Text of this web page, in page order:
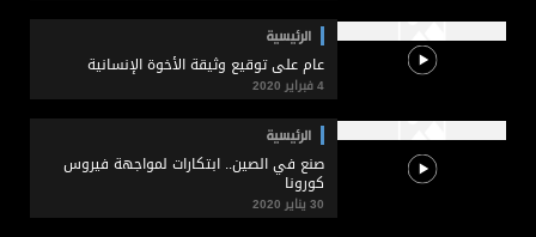
الرئيسية
عام على توقيع وثيقة الأخوة الإنسانية
4 فبراير 2020
الرئيسية
صنع في الصين.. ابتكارات لمواجهة فيروس
كورونا
30 يناير 2020